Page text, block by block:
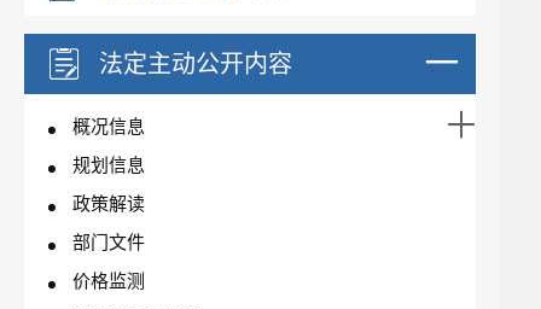
法定主动公开内容
概况信息
规划信息
政策解读
部门文件
价格监测